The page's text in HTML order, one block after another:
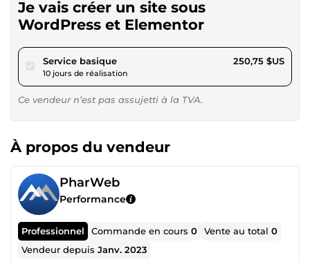
Je vais créer un site sous
WordPress et Elementor
Service basiquepour 231,11 $US
10 jours de réalisation
250,75 $US
Ce vendeur n’est pas assujetti à la TVA.
À propos du vendeur
PharWeb
Performance
Professionnel Commande en cours0 Vente au total0
Vendeur depuisJanv. 2023